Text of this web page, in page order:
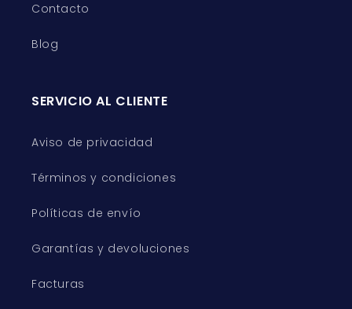
Contacto
Blog
SERVICIO AL CLIENTE
Aviso de privacidad
Términos y condiciones
Políticas de envío
Garantías y devoluciones
Facturas